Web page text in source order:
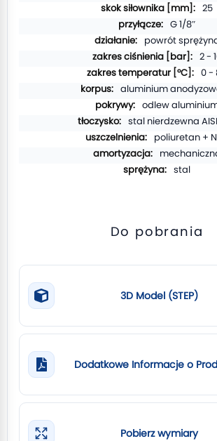
25
G 1/8″
powrót
2 -
0 -
aluminium
odlew
stal nierdzewna
poliuretan +
stal
Do pobrania
3D Model (STEP)
Dodatkowe Informacje o
Pobierz wymiary